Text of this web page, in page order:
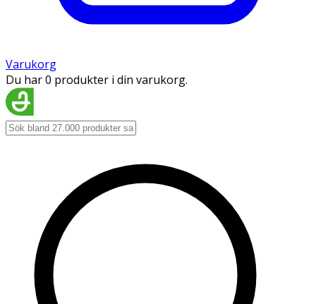
Varukorg
Du har 0 produkter i din varukorg.